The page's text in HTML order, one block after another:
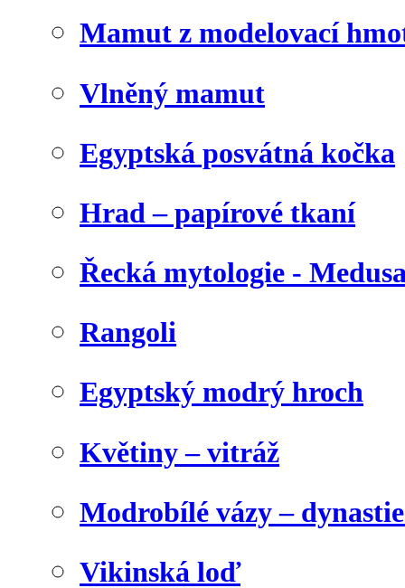
Mamut z modelovací
Vlněný mamut
Egyptská posvátná kočka
Hrad – papírové tkaní
Řecká mytologie -
Rangoli
Egyptský modrý hroch
Květiny – vitráž
Modrobílé vázy –
Vikinská loď